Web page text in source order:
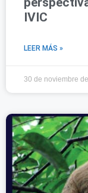
IVIC
LEER MÁS »
30 de noviembre